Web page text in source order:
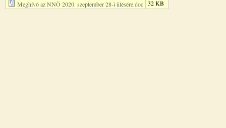
Meghívó az NNÖ 2020. szeptember 28-i ülésére.doc 32 KB